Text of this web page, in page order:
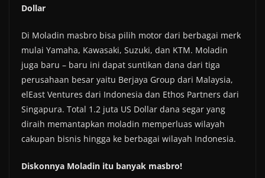
Dollar
Di Moladin masbro bisa pilih motor dari berbagai merk
mulai Yamaha, Kawasaki, Suzuki, dan KTM. Moladin
juga baru – baru ini dapat suntikan dana dari tiga
perusahaan besar yaitu Berjaya Group dari Malaysia,
elEast Ventures dari Indonesia dan Ethos Partners dari
Singapura. Total 1.2 juta US Dollar dana segar yang
diraih memantapkan moladin memperluas wilayah
cakupan bisnis hingga ke berbagai wilayah Indonesia.
Diskonnya Moladin itu banyak masbro!